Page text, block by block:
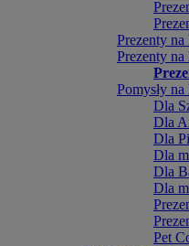
Prezenty na
Prezenty na
Pomysły na
Dla
Dla
Dla
Dla
Dla
Dla
Pet